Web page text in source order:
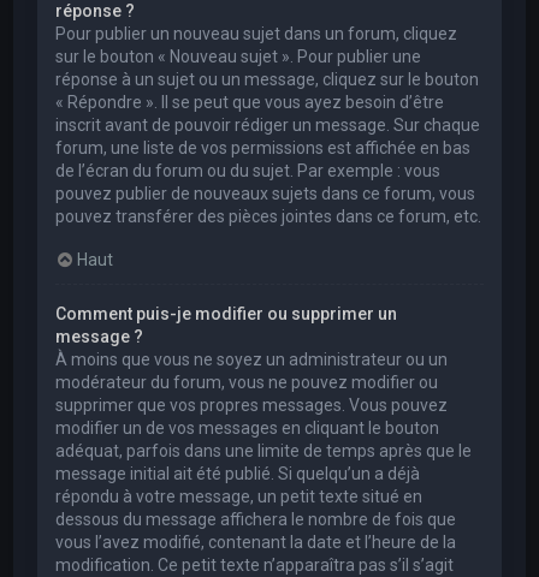
réponse ?
Pour publier un nouveau sujet dans un forum, cliquez
sur le bouton « Nouveau sujet ». Pour publier une
réponse à un sujet ou un message, cliquez sur le bouton
« Répondre ». Il se peut que vous ayez besoin d’être
inscrit avant de pouvoir rédiger un message. Sur chaque
forum, une liste de vos permissions est affichée en bas
de l’écran du forum ou du sujet. Par exemple : vous
pouvez publier de nouveaux sujets dans ce forum, vous
pouvez transférer des pièces jointes dans ce forum, etc.
Haut
Comment puis-je modifier ou supprimer un
message ?
À moins que vous ne soyez un administrateur ou un
modérateur du forum, vous ne pouvez modifier ou
supprimer que vos propres messages. Vous pouvez
modifier un de vos messages en cliquant le bouton
adéquat, parfois dans une limite de temps après que le
message initial ait été publié. Si quelqu’un a déjà
répondu à votre message, un petit texte situé en
dessous du message affichera le nombre de fois que
vous l’avez modifié, contenant la date et l’heure de la
modification. Ce petit texte n’apparaîtra pas s’il s’agit